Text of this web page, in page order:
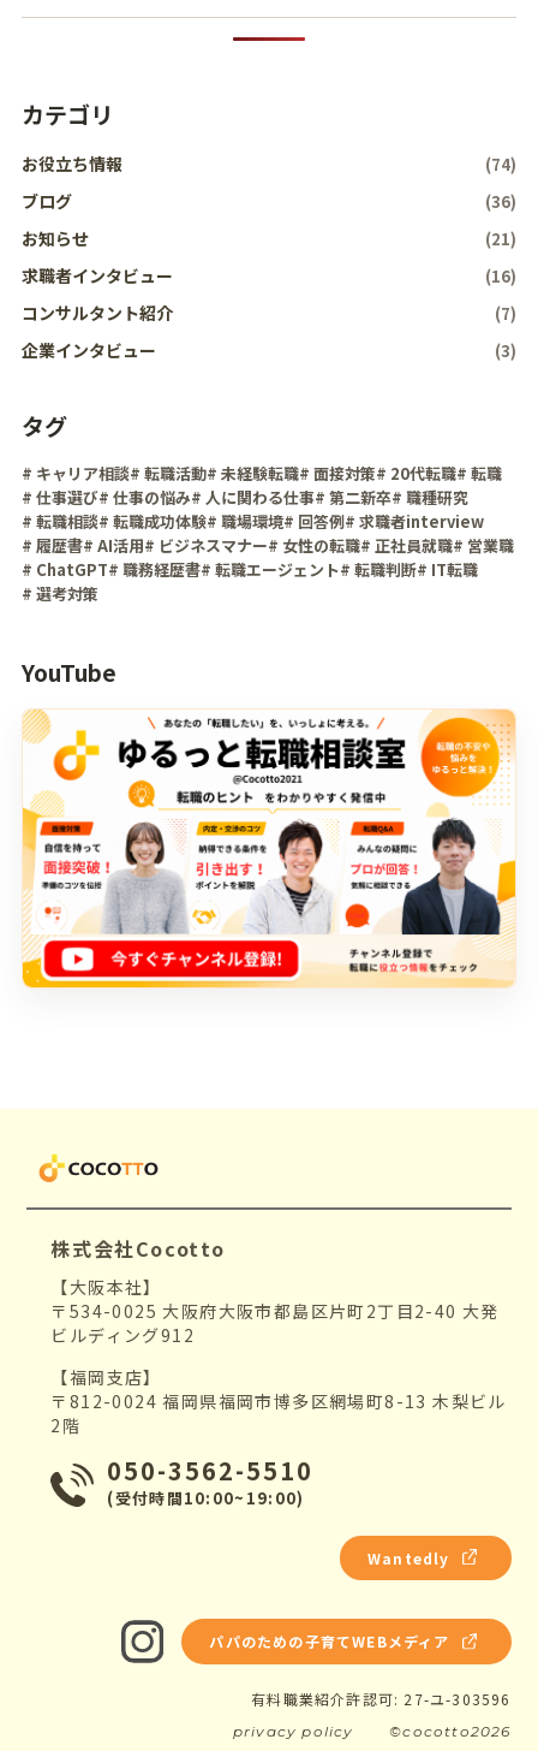
カテゴリ
お役立ち情報 (74)
ブログ (36)
お知らせ (21)
求職者インタビュー (16)
コンサルタント紹介 (7)
企業インタビュー (3)
タグ
# キャリア相談# 転職活動# 未経験転職# 面接対策# 20代転職# 転職
# 仕事選び# 仕事の悩み# 人に関わる仕事# 第二新卒# 職種研究
# 転職相談# 転職成功体験# 職場環境# 回答例# 求職者interview
# 履歴書# AI活用# ビジネスマナー# 女性の転職# 正社員就職# 営業職
# ChatGPT# 職務経歴書# 転職エージェント# 転職判断# IT転職
# 選考対策
YouTube
株式会社Cocotto
【大阪本社】
〒534-0025 大阪府大阪市都島区片町2丁目2-40 大発
ビルディング912
【福岡支店】
〒812-0024 福岡県福岡市博多区網場町8-13 木梨ビル
2階
050-3562-5510
(受付時間10:00~19:00)
Wantedly
パパのための子育てWEBメディア
有料職業紹介許認可: 27-ユ-303596
privacy policy ©cocotto2026